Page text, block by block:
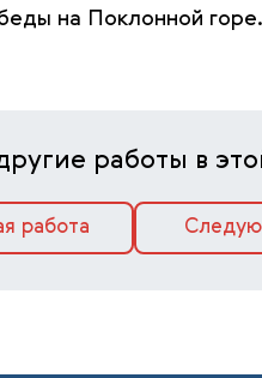
на Поклонной горе.
работы в
работа